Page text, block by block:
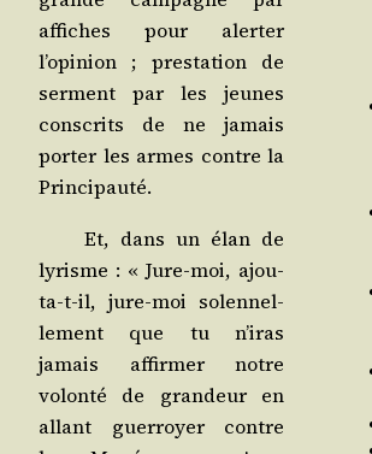
affiches pour aler­ter
l’opinion ; pres­ta­tion de
ser­ment par les jeunes
conscrits de ne jamais
por­ter les armes contre la
Principauté.
Et, dans un élan de
lyrisme : « Jure-moi, ajou­
ta-t-il, jure-moi solen­nel­
le­ment que tu n’iras
jamais affir­mer notre
volon­té de gran­deur en
allant guer­royer contre